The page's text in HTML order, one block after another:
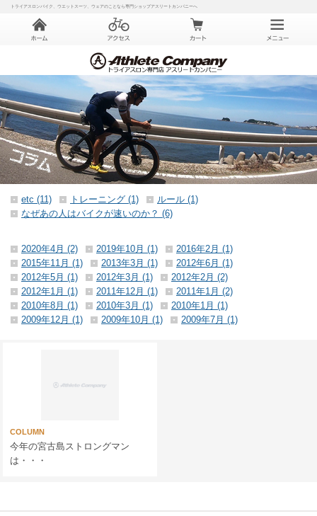
トライアスロンバイク、ウエットスーツ、ウェアのことなら専門ショップアスリートカンパニーへ
etc (11) トレーニング (1)
ルール (1)
なぜあの人はバイクが速いのか？ (6)
2020年4月 (2) 2019年10月 (1)
2016年2月 (1)
2015年11月 (1)
2013年3月 (1)
2012年6月 (1)
2012年5月 (1)
2012年3月 (1)
2012年2月 (2)
2012年1月 (1)
2011年12月 (1)
2011年1月 (2)
2010年8月 (1)
2010年3月 (1)
2010年1月 (1)
2009年12月 (1)
2009年10月 (1) 2009年7月 (1)
COLUMN
今年の宮古島ストロングマン
は・・・